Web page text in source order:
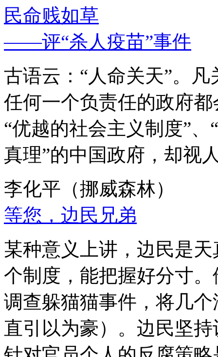
民命贱如草
——评“杀人疫苗”事件
古语云：“人命关天”。
任何一个负责任的政府
“优越的社会主义制度”
真理”的中国政府，却视
李化平（挪威森林）
等您，边民兄弟
某种意义上讲，边民是
个制度，能把握好分寸
调查躲猫猫事件，将几
直引以为豪）。边民坚